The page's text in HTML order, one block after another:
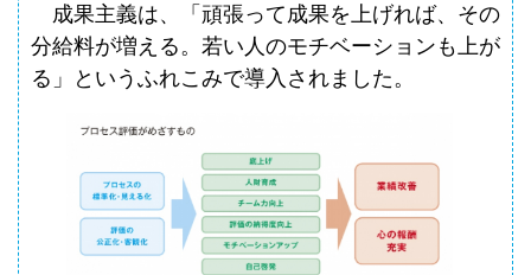
成果主義は、「頑張って成果を上げれば、その
分給料が増える。若い人のモチベーションも上が
る」というふれこみで導入されました。